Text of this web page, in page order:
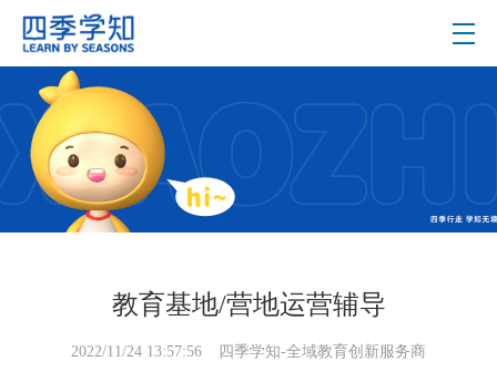
教育基地/营地运营辅导
2022/11/24 13:57:56 四季学知-全域教育创新服务商